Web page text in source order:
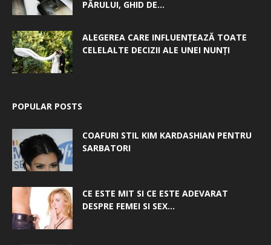
PĂRULUI, GHID DE...
ALEGEREA CARE INFLUENȚEAZĂ TOATE
CELELALTE DECIZII ALE UNEI NUNȚI
POPULAR POSTS
COAFURI STIL KIM KARDASHIAN PENTRU
SARBATORI
CE ESTE MIT SI CE ESTE ADEVARAT
DESPRE FEMEI SI SEX...